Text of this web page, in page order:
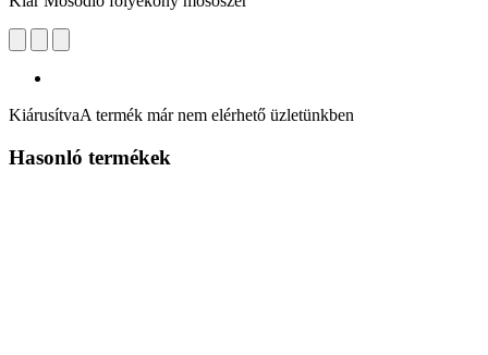
KiárusítvaA termék már nem elérhető üzletünkben
Hasonló termékek